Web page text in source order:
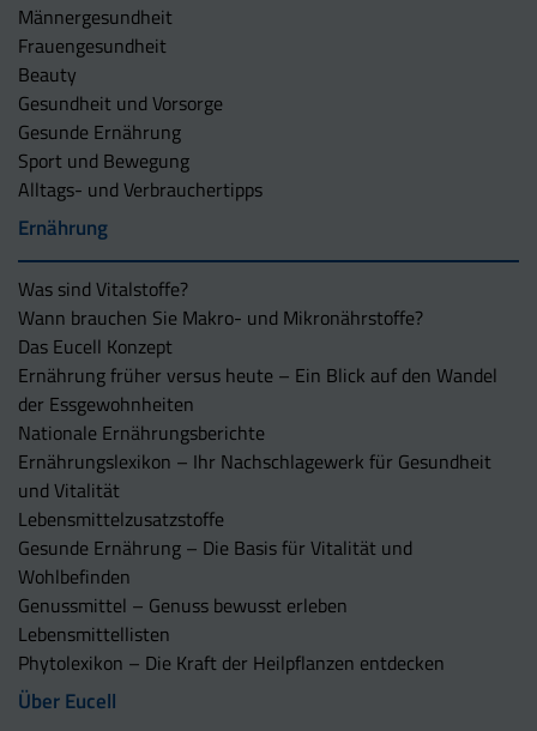
Männergesundheit
Frauengesundheit
Beauty
Gesundheit und Vorsorge
Gesunde Ernährung
Sport und Bewegung
Alltags- und Verbrauchertipps
Ernährung
Was sind Vitalstoffe?
Wann brauchen Sie Makro- und Mikronährstoffe?
Das Eucell Konzept
Ernährung früher versus heute – Ein Blick auf den Wandel
der Essgewohnheiten
Nationale Ernährungsberichte
Ernährungslexikon – Ihr Nachschlagewerk für Gesundheit
und Vitalität
Lebensmittelzusatzstoffe
Gesunde Ernährung – Die Basis für Vitalität und
Wohlbefinden
Genussmittel – Genuss bewusst erleben
Lebensmittellisten
Phytolexikon – Die Kraft der Heilpflanzen entdecken
Über Eucell